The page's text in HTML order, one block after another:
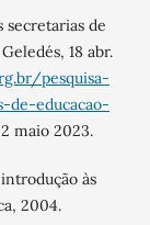
secretarias de
18 abr.
pesquisa-
de-educacao-
maio 2023.
às
2004.